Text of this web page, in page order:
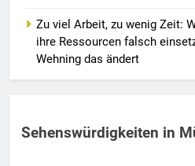
Zu viel Arbeit, zu wenig Zeit:
ihre Ressourcen falsch
Wehning das ändert
Sehenswürdigkeiten in